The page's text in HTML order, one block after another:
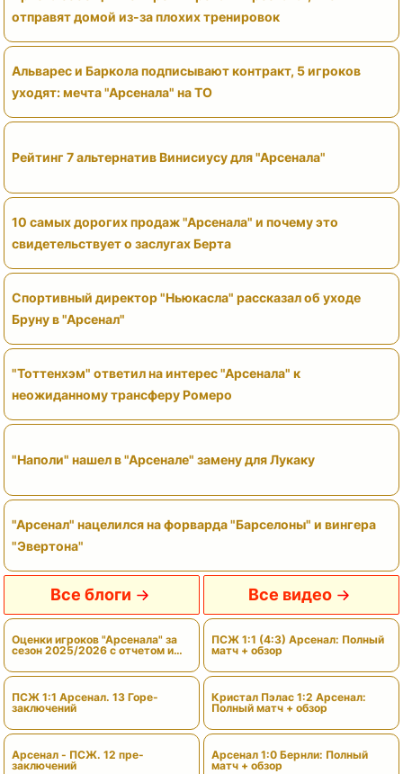
отправят домой из-за плохих тренировок
Альварес и Баркола подписывают контракт, 5 игроков
уходят: мечта "Арсенала" на ТО
Рейтинг 7 альтернатив Винисиусу для "Арсенала"
10 самых дорогих продаж "Арсенала" и почему это
свидетельствует о заслугах Берта
Спортивный директор "Ньюкасла" рассказал об уходе
Бруну в "Арсенал"
"Тоттенхэм" ответил на интерес "Арсенала" к
неожиданному трансферу Ромеро
"Наполи" нашел в "Арсенале" замену для Лукаку
"Арсенал" нацелился на форварда "Барселоны" и вингера
"Эвертона"
Все блоги
Оценки игроков "Арсенала" за
сезон 2025/2026 с отчетом и
ПСЖ 1:1 Арсенал. 13 Горе-
заключений
Арсенал - ПСЖ. 12 пре-
заключений
Все видео
ПСЖ 1:1 (4:3) Арсенал: Полный
матч + обзор
Кристал Пэлас 1:2 Арсенал:
Полный матч + обзор
Арсенал 1:0 Бернли: Полный
матч + обзор